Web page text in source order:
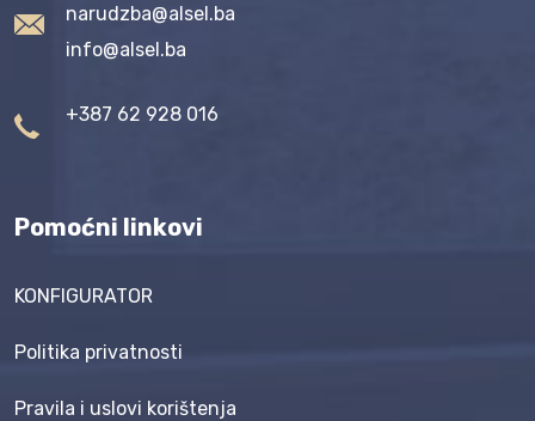
narudzba@alsel.ba
info@alsel.ba
+387 62 928 016
Pomoćni linkovi
KONFIGURATOR
Politika privatnosti
Pravila i uslovi korištenja